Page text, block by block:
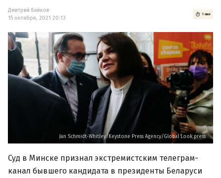
Дмитрий Байков
15 октября, 2021 20:13
1 мин
Jan Schmidt-Whitley/Keystone Press Agency/Global Look press
Суд в Минске признал экстремистским телеграм-
канал бывшего кандидата в президенты Беларуси